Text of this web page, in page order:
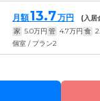
月額13.7万円 (入居
家 5.0万円 管 4.7万円 食
個室 / プラン2